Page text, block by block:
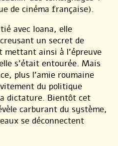
de cinéma française).
avec Ioana, elle
un secret de
ainsi à l’épreuve
s’était entourée. Mais
plus l’amie roumaine
du politique
dictature. Bientôt cet
carburant du système,
se déconnectent